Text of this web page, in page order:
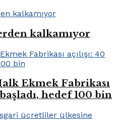
kalkamıyor
Ekmek Fabrikası
hedef 100 bin